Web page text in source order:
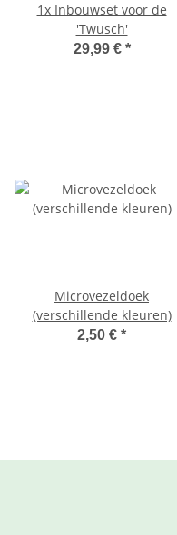
1x Inbouwset voor de
'Twusch'
29,99 € *
Microvezeldoek
(verschillende kleuren)
2,50 € *